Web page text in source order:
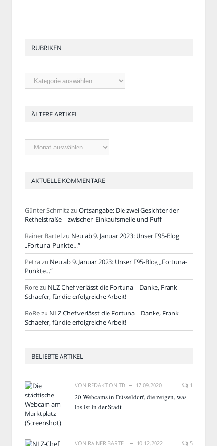
RUBRIKEN
Rubriken
ÄLTERE ARTIKEL
Ältere
Artikel
AKTUELLE KOMMENTARE
Günter Schmitzzu Ortsangabe: Die zwei Gesichter der
Rethelstraße – zwischen Einkaufsmeile und Puff
Rainer Bartelzu Neu ab 9. Januar 2023: Unser F95-Blog
„Fortuna-Punkte…“
Petrazu Neu ab 9. Januar 2023: Unser F95-Blog „Fortuna-
Punkte…“
Rorezu NLZ-Chef verlässt die Fortuna – Danke, Frank
Schaefer, für die erfolgreiche Arbeit!
RoRezu NLZ-Chef verlässt die Fortuna – Danke, Frank
Schaefer, für die erfolgreiche Arbeit!
BELIEBTE ARTIKEL
VON REDAKTION TD 17.09.2020 1
20 Webcams in Düsseldorf, die zeigen, was
los ist in der Stadt
VON RAINER BARTEL 10.12.2022 5